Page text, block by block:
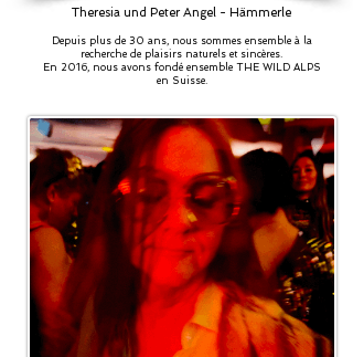
Theresia und Peter Angel - Hämmerle
Depuis plus de 30 ans, nous sommes ensemble à la
recherche de plaisirs naturels et sincères.
En 2016, nous avons fondé ensemble THE WILD ALPS
en Suisse.